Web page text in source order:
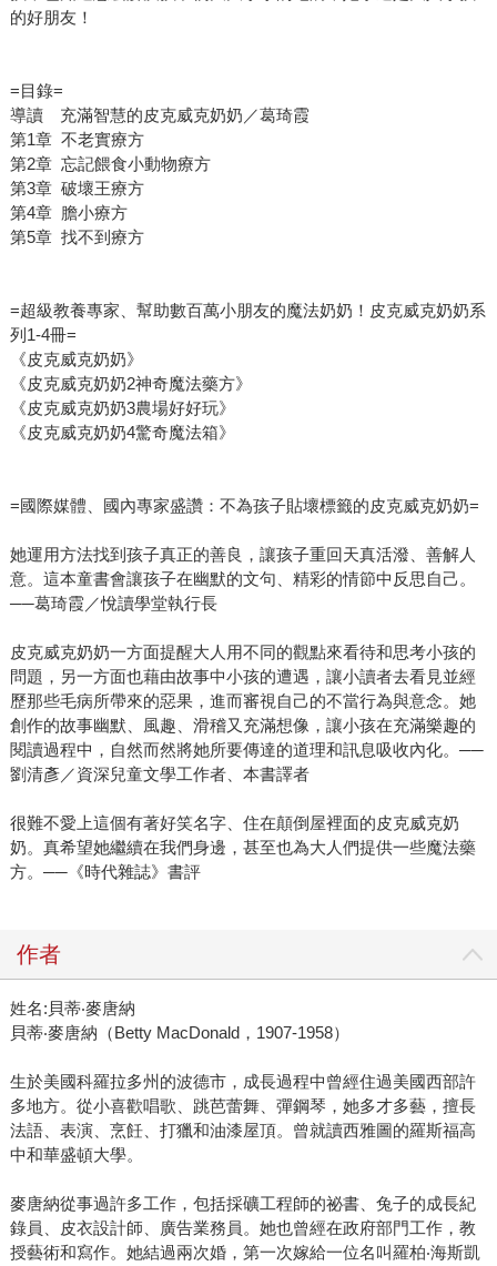
的好朋友！
=目錄=
導讀 充滿智慧的皮克威克奶奶／葛琦霞
第1章 不老實療方
第2章 忘記餵食小動物療方
第3章 破壞王療方
第4章 膽小療方
第5章 找不到療方
=超級教養專家、幫助數百萬小朋友的魔法奶奶！皮克威克奶奶系
列1-4冊=
《皮克威克奶奶》
《皮克威克奶奶2神奇魔法藥方》
《皮克威克奶奶3農場好好玩》
《皮克威克奶奶4驚奇魔法箱》
=國際媒體、國內專家盛讚：不為孩子貼壞標籤的皮克威克奶奶=
她運用方法找到孩子真正的善良，讓孩子重回天真活潑、善解人
意。這本童書會讓孩子在幽默的文句、精彩的情節中反思自己。
──葛琦霞／悅讀學堂執行長
皮克威克奶奶一方面提醒大人用不同的觀點來看待和思考小孩的
問題，另一方面也藉由故事中小孩的遭遇，讓小讀者去看見並經
歷那些毛病所帶來的惡果，進而審視自己的不當行為與意念。她
創作的故事幽默、風趣、滑稽又充滿想像，讓小孩在充滿樂趣的
閱讀過程中，自然而然將她所要傳達的道理和訊息吸收內化。──
劉清彥／資深兒童文學工作者、本書譯者
很難不愛上這個有著好笑名字、住在顛倒屋裡面的皮克威克奶
奶。真希望她繼續在我們身邊，甚至也為大人們提供一些魔法藥
方。──《時代雜誌》書評
作者
姓名:貝蒂‧麥唐納
貝蒂‧麥唐納（Betty MacDonald，1907-1958）
生於美國科羅拉多州的波德市，成長過程中曾經住過美國西部許
多地方。從小喜歡唱歌、跳芭蕾舞、彈鋼琴，她多才多藝，擅長
法語、表演、烹飪、打獵和油漆屋頂。曾就讀西雅圖的羅斯福高
中和華盛頓大學。
麥唐納從事過許多工作，包括採礦工程師的祕書、兔子的成長紀
錄員、皮衣設計師、廣告業務員。她也曾經在政府部門工作，教
授藝術和寫作。她結過兩次婚，第一次嫁給一位名叫羅柏‧海斯凱